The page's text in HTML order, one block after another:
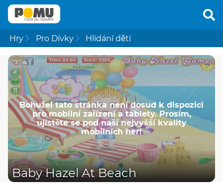
Hry Pro Dívky Hlídání dětí
Bohužel tato stránka není dosud k dispozici
pro mobilní zařízení a tablety. Prosím,
ujistěte se pod naší nejvyšší kvality
mobilních her!
Baby Hazel At Beach